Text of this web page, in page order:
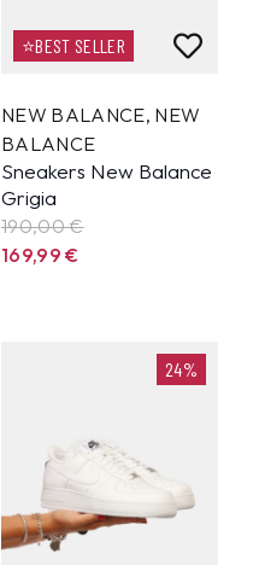
⭐BEST SELLER
NEW BALANCE, NEW
BALANCE
Sneakers New Balance
Grigia
190,00 €
169,99€
24%